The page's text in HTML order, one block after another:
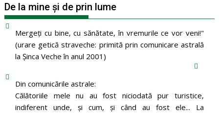
De la mine și de prin lume
Mergeţi cu bine, cu sănătate, în vremurile ce vor veni!"
(urare getică straveche: primită prin comunicare astrală
la Şinca Veche în anul 2001)
Din comunicările astrale:
Călătoriile mele nu au fost niciodată pur turistice,
indiferent unde, și cum, și când au fost ele... La